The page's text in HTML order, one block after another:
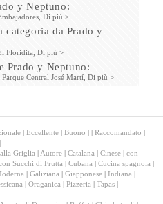
y Neptuno:
Di più >
categoria da Prado y
Floridita, Di più >
Prado y Neptuno:
Parque Central José Martí, Di più >
| Eccellente | Buono | | Raccomandato |
|
alla Griglia | Autore | Catalana | Cinese | con
Succhi di Frutta | Cubana | Cucina spagnola |
| Galiziana | Giapponese | Indiana |
| Oraganica | Pizzeria | Tapas |